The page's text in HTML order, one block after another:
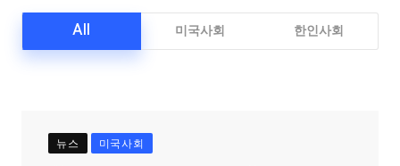
All 미국사회 한인사회
뉴스 미국사회